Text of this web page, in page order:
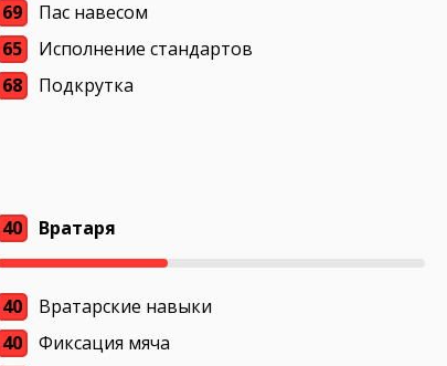
69
Пас навесом
65
Исполнение стандартов
68
Подкрутка
40 Вратаря
40
Вратарские навыки
40
Фиксация мяча